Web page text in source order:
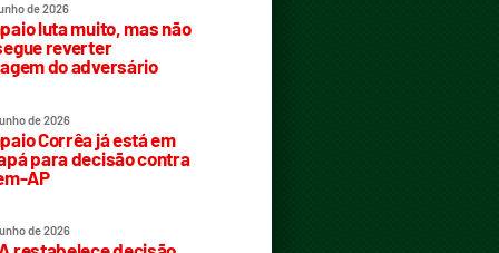
de 2026
luta muito, mas não
reverter
do adversário
de 2026
Corrêa já está em
para decisão contra
AP
de 2026